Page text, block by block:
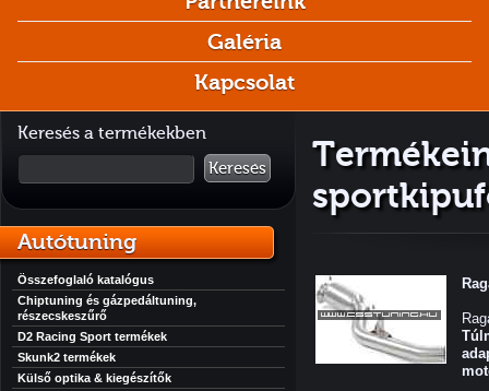
Galéria
Kapcsolat
Keresés a termékekben
Keresés
Autótuning
Összefoglaló katalógus
Chiptuning és gázpedáltuning,
részecskeszűrő
D2 Racing Sport termékek
Skunk2 termékek
Külső optika & kiegészítők